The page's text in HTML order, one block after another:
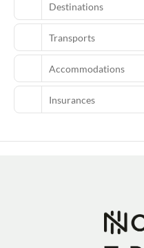
Destinations
Transports
Accommodations
Insurances